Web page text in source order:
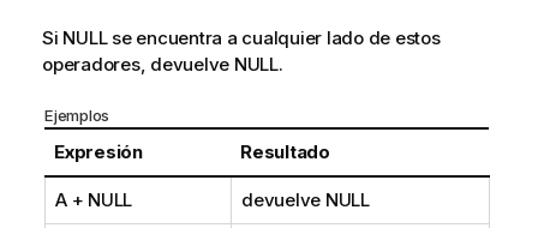
Si NULLse encuentra a cualquier lado de estos
operadores, devuelve NULL.
Ejemplos
Expresión Resultado
A + NULL devuelve NULL